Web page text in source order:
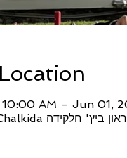
AM – Jun 01,